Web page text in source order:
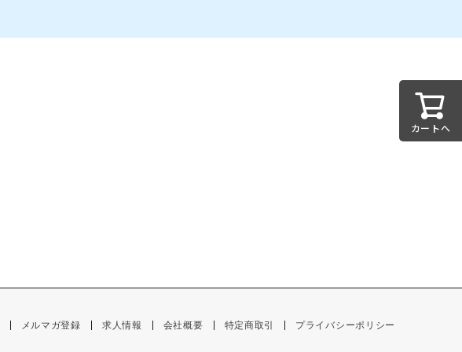
カートへ
メルマガ登録 求人情報 会社概要 特定商取引 プライバシーポリシー